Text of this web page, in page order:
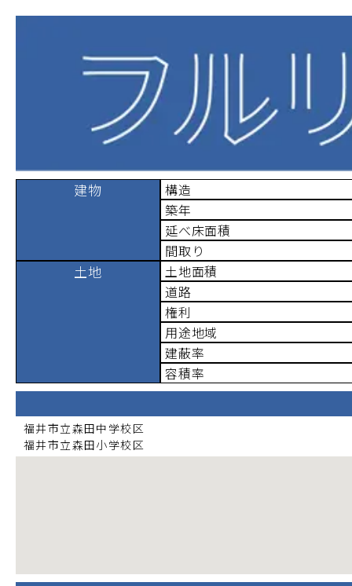
建物
構造
築年
延べ床面積
間取り
土地
土地面積
道路
権利
用途地域
建蔽率
容積率
福井市立森田中学校区
福井市立森田小学校区